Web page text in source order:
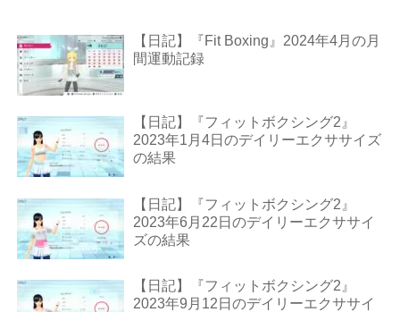
【日記】『Fit Boxing』2024年4月の月
間運動記録
【日記】『フィットボクシング2』
2023年1月4日のデイリーエクササイズ
の結果
【日記】『フィットボクシング2』
2023年6月22日のデイリーエクササイ
ズの結果
【日記】『フィットボクシング2』
2023年9月12日のデイリーエクササイ